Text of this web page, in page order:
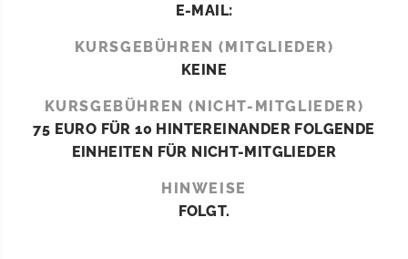
E-MAIL:
KURSGEBÜHREN (MITGLIEDER)
KEINE
KURSGEBÜHREN (NICHT-MITGLIEDER)
75 EURO FÜR 10 HINTEREINANDER FOLGENDE
EINHEITEN FÜR NICHT-MITGLIEDER
HINWEISE
FOLGT.